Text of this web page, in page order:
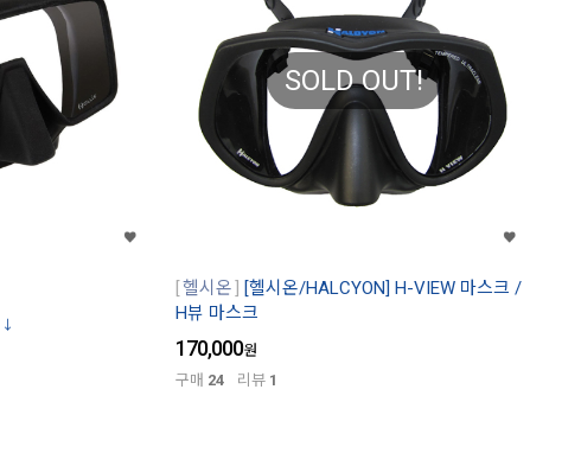
SOLD OUT!
헬시온
[헬시온/HALCYON] H-VIEW 마스크 /
H뷰 마스크
170,000원
구매 24 리뷰 1